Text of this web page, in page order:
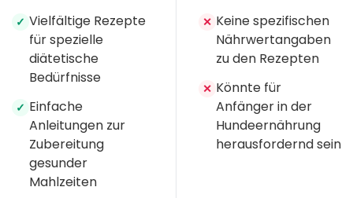
✓ Vielfältige Rezepte
für spezielle
diätetische
Bedürfnisse
✓ Einfache
Anleitungen zur
Zubereitung
gesunder
Mahlzeiten
✕ Keine spezifischen
Nährwertangaben
zu den Rezepten
✕ Könnte für
Anfänger in der
Hundeernährung
herausfordernd sein